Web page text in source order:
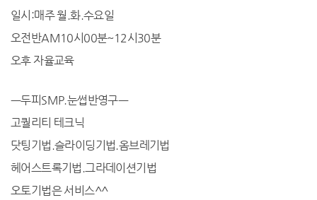
일시:매주 월.화.수요일
오전반AM10시00분~12시30분
오후 자율교육
ㅡ두피SMP.눈썹반영구ㅡ
고퀄리티 테크닉
닷팅기법.슬라이딩기법.옴브레기법
헤어스트록기법.그라데이션기법
오토기법은 서비스^^